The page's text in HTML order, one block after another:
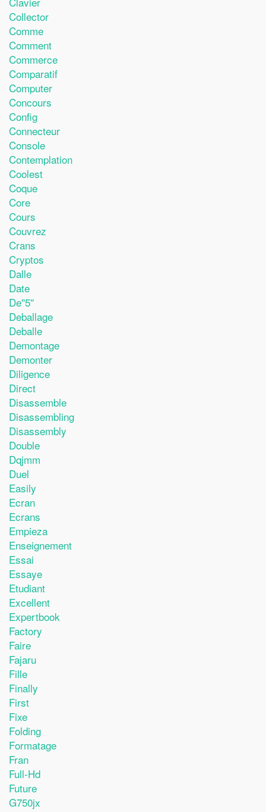
Collector
Comme
Comment
Commerce
Comparatif
Computer
Concours
Config
Connecteur
Console
Contemplation
Coolest
Coque
Core
Cours
Couvrez
Crans
Cryptos
Dalle
Date
De''5''
Deballage
Deballe
Demontage
Demonter
Diligence
Direct
Disassemble
Disassembling
Disassembly
Double
Dqjmm
Duel
Easily
Ecran
Ecrans
Empieza
Enseignement
Essai
Essaye
Etudiant
Excellent
Expertbook
Factory
Faire
Fajaru
Fille
Finally
First
Fixe
Folding
Formatage
Fran
Full-Hd
Future
G750jx